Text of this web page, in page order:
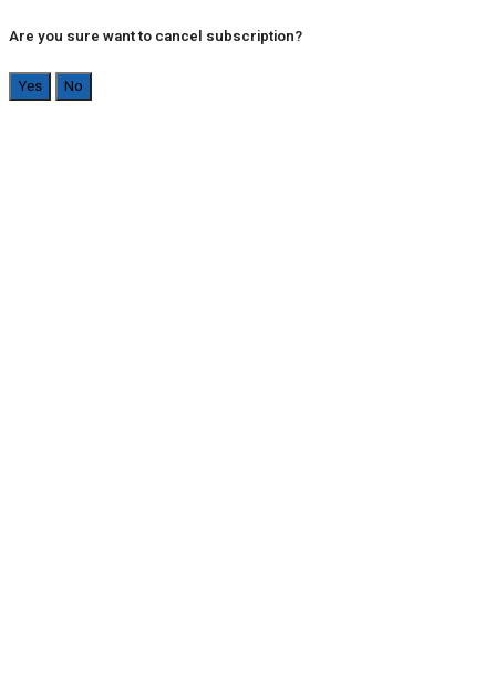
Are you sure want to cancel subscription?
Yes No